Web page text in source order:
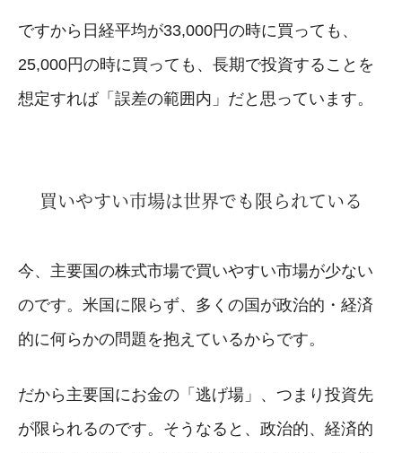
ですから日経平均が33,000円の時に買っても、
25,000円の時に買っても、長期で投資することを
想定すれば「誤差の範囲内」だと思っています。
買いやすい市場は世界でも限られている
今、主要国の株式市場で買いやすい市場が少ない
のです。米国に限らず、多くの国が政治的・経済
的に何らかの問題を抱えているからです。
だから主要国にお金の「逃げ場」、つまり投資先
が限られるのです。そうなると、政治的、経済的